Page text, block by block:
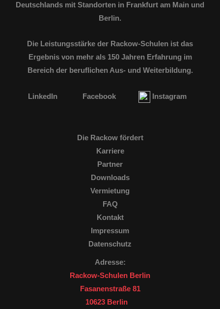
Deutschlands mit Standorten in Frankfurt am Main und
Berlin.
Die Leistungsstärke der Rackow-Schulen ist das
Ergebnis von mehr als 150 Jahren Erfahrung im
Bereich der beruflichen Aus- und Weiterbildung.
LinkedIn Facebook Instagram
Die Rackow fördert
Karriere
Partner
Downloads
Vermietung
FAQ
Kontakt
Impressum
Datenschutz
Adresse:
Rackow-Schulen Berlin
Fasanenstraße 81
10623 Berlin